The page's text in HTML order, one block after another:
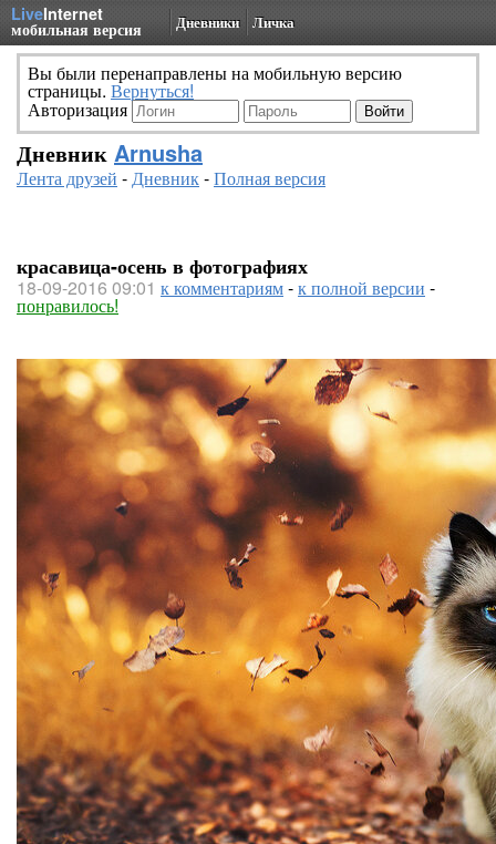
LiveInternet
мобильная версия Дневники Личка
Вы были перенаправлены на мобильную версию
страницы. Вернуться!
Авторизация
Дневник Arnusha
Лента друзей -Дневник-Полная версия
красавица-осень в фотографиях
18-09-2016 09:01 к комментариям-к полной версии -
понравилось!